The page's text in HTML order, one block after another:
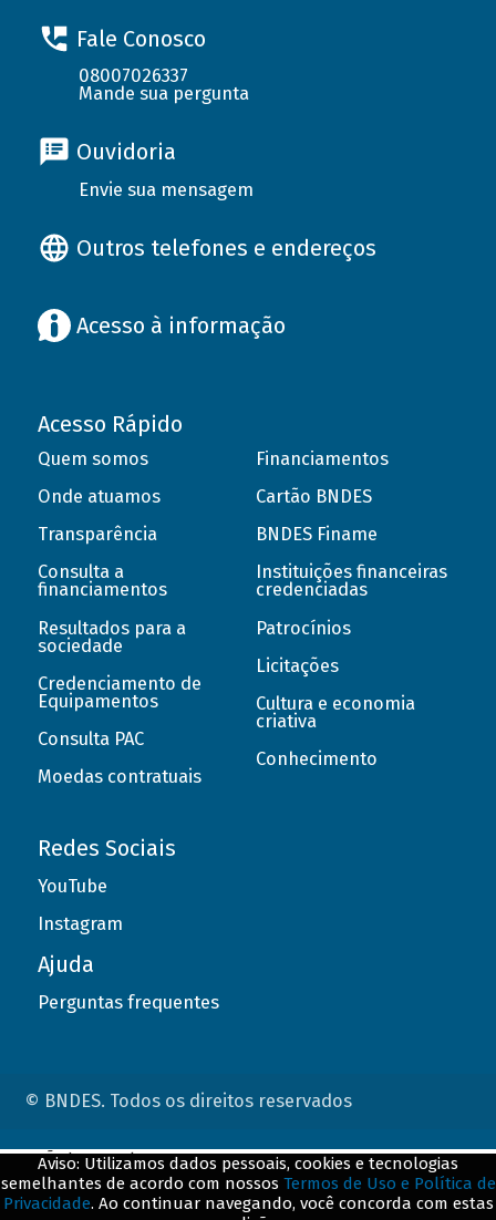
Fale Conosco
08007026337
Mande sua pergunta
Ouvidoria
Envie sua mensagem
Outros telefones e endereços
Acesso à informação
Acesso Rápido
Quem somos
Onde atuamos
Transparência
Consulta a
financiamentos
Resultados para a
sociedade
Credenciamento de
Equipamentos
Consulta PAC
Moedas contratuais
Financiamentos
Cartão BNDES
BNDES Finame
Instituições financeiras
credenciadas
Patrocínios
Licitações
Cultura e economia
criativa
Conhecimento
Redes Sociais
YouTube
Instagram
Ajuda
Perguntas frequentes
© BNDES. Todos os direitos reservados
Aviso: Utilizamos dados pessoais, cookies e tecnologias
semelhantes de acordo com nossos Termos de Uso e Política de
Privacidade. Ao continuar navegando, você concorda com estas
ConteÃºdo complementar
${title}${badge}